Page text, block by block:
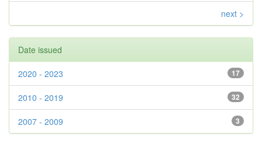
next >
Date issued
17
2020 - 2023
32
2010 - 2019
3
2007 - 2009